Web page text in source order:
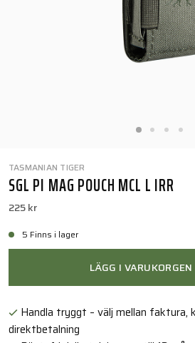
TASMANIAN TIGER
SGL PI MAG POUCH MCL L IRR
225 kr
5 Finns i lager
LÄGG I VARUKORGEN
Handla tryggt – välj mellan faktura,
direktbetalning